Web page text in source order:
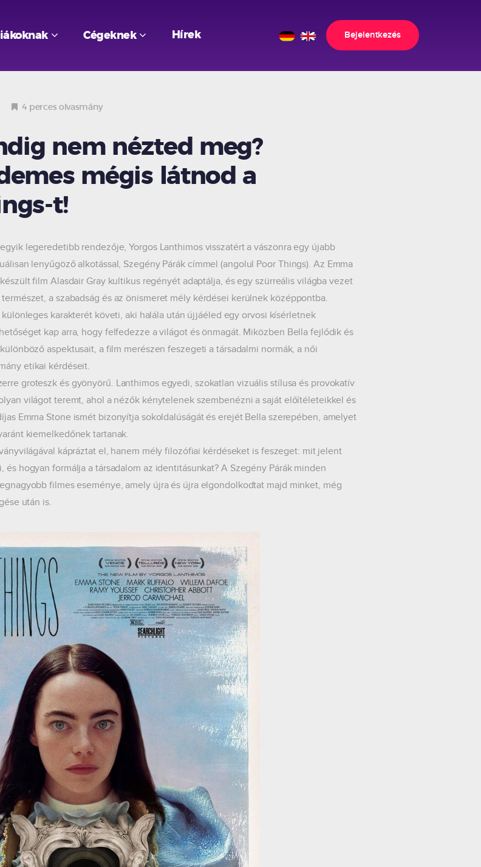
Cégeknek Hírek Bejelentkezés
4 perces olvasmány
nem nézted meg?
mégis látnod a
t!
legeredetibb rendezője, Yorgos Lanthimos visszatért a vászonra egy újabb
lenyűgöző alkotással, Szegény Párák címmel (angolul Poor Things). Az Emma
film Alasdair Gray kultikus regényét adaptálja, és egy szürreális világba vezet
a szabadság és az önismeret mély kérdései kerülnek középpontba.
karakterét követi, aki halála után újjáéled egy orvosi kísérletnek
kap arra, hogy felfedezze a világot és önmagát. Miközben Bella fejlődik és
aspektusait, a film merészen feszegeti a társadalmi normák, a női
etikai kérdéseit.
groteszk és gyönyörű. Lanthimos egyedi, szokatlan vizuális stílusa és provokatív
világot teremt, ahol a nézők kénytelenek szembenézni a saját előítéleteikkel és
Emma Stone ismét bizonyítja sokoldalúságát és erejét Bella szerepében, amelyet
kiemelkedőnek tartanak.
kápráztat el, hanem mély filozófiai kérdéseket is feszeget: mit jelent
és hogyan formálja a társadalom az identitásunkat? A Szegény Párák minden
filmes eseménye, amely újra és újra elgondolkodtat majd minket, még
után is.